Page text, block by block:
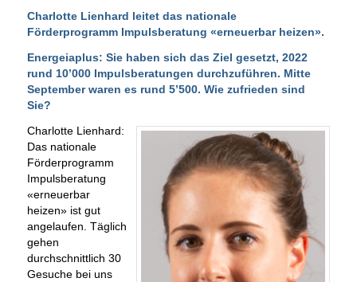
Charlotte Lienhard leitet das nationale
Förderprogramm Impulsberatung «erneuerbar heizen».
Energeiaplus: Sie haben sich das Ziel gesetzt, 2022
rund 10’000 Impulsberatungen durchzuführen. Mitte
September waren es rund 5’500. Wie zufrieden sind
Sie?
Charlotte Lienhard:
Das nationale
Förderprogramm
Impulsberatung
«erneuerbar
heizen» ist gut
angelaufen. Täglich
gehen
durchschnittlich 30
Gesuche bei uns